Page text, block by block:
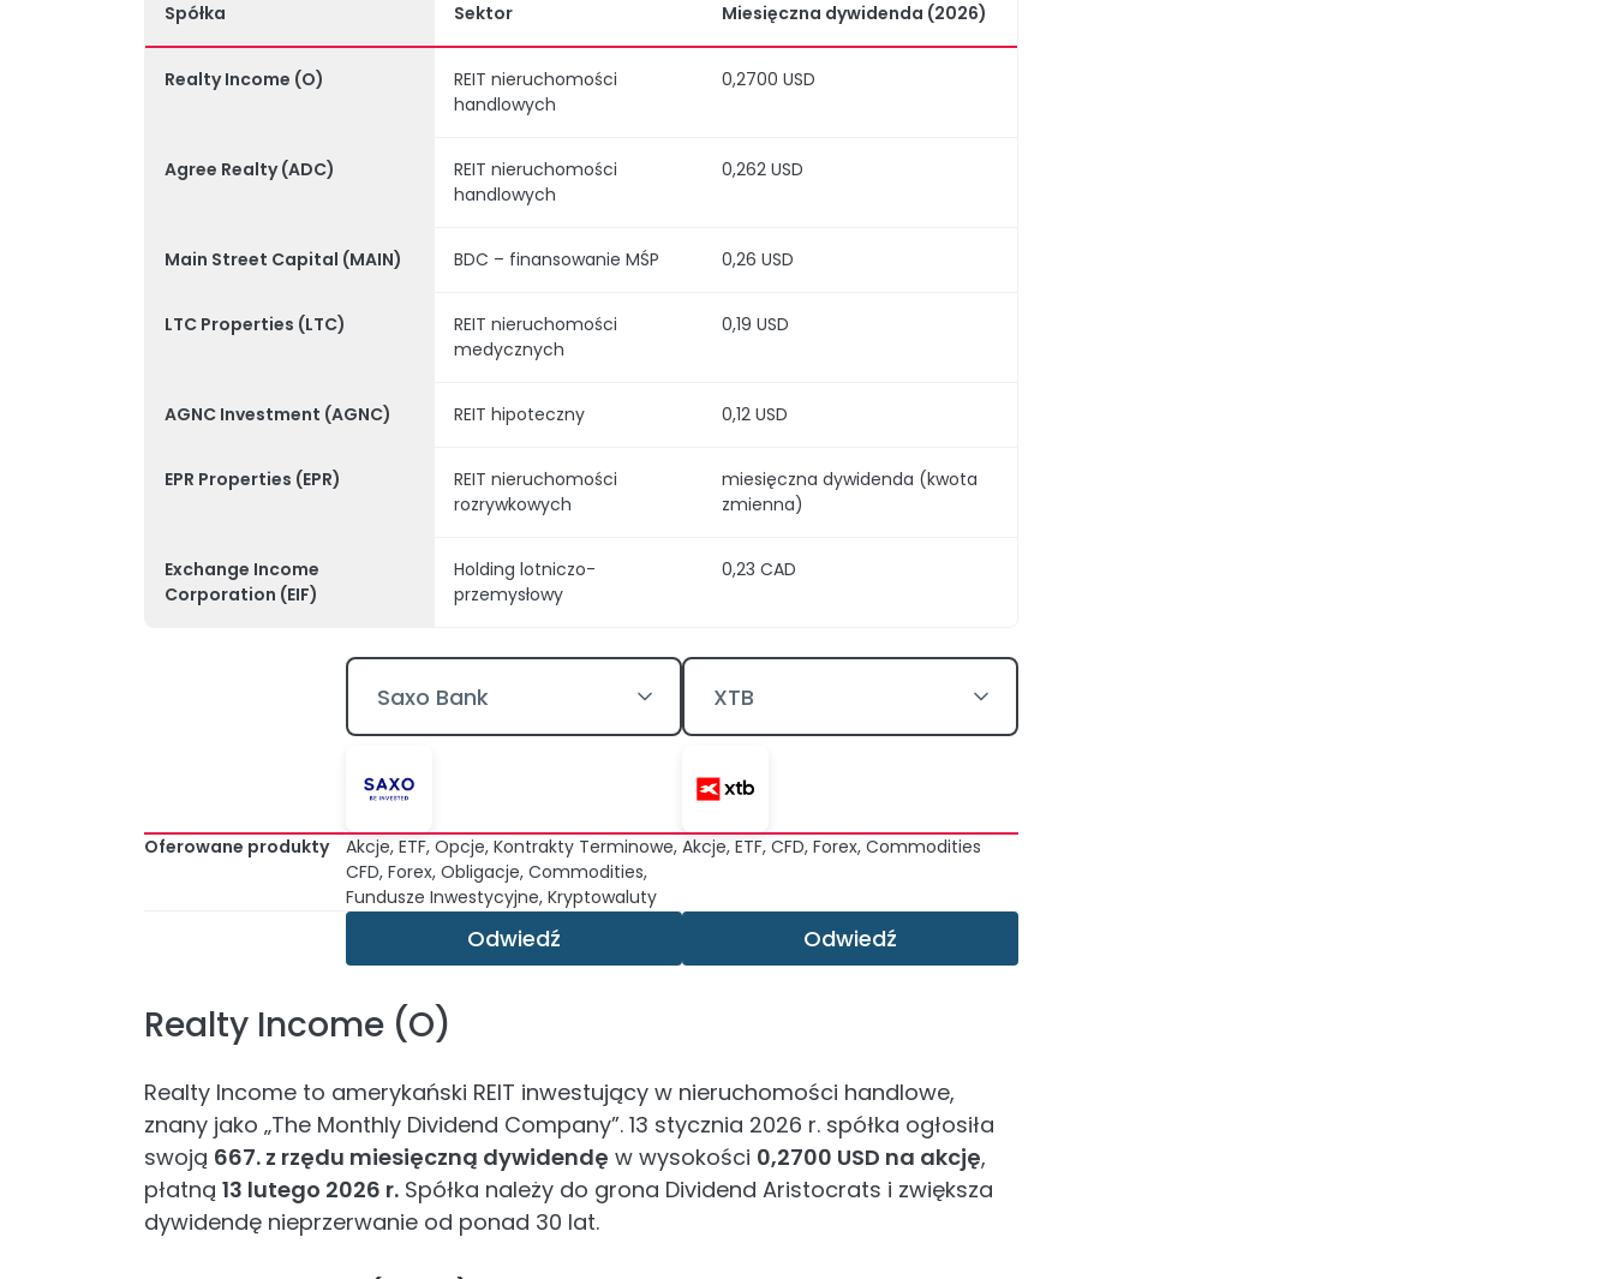
Spółka Sektor Miesięczna dywidenda (2026)
Realty Income (O)
REIT nieruchomości
handlowych
0,2700 USD
Agree Realty (ADC)
REIT nieruchomości
handlowych
0,262 USD
Main Street Capital (MAIN) BDC – finansowanie MŚP 0,26 USD
LTC Properties (LTC)
REIT nieruchomości
medycznych
0,19 USD
AGNC Investment (AGNC) REIT hipoteczny 0,12 USD
EPR Properties (EPR)
REIT nieruchomości
rozrywkowych
miesięczna dywidenda (kwota
zmienna)
Exchange Income
Corporation (EIF)
Holding lotniczo-
przemysłowy
0,23 CAD
Saxo Bank XTB
Oferowane produkty
Akcje, ETF, Opcje, Kontrakty Terminowe,
CFD, Forex, Obligacje, Commodities,
Fundusze Inwestycyjne, Kryptowaluty
Akcje, ETF, CFD, Forex, Commodities
Odwiedź Odwiedź
Realty Income (O)
Realty Income to amerykański REIT inwestujący w nieruchomości handlowe,
znany jako „The Monthly Dividend Company”. 13 stycznia 2026 r. spółka ogłosiła
swoją 667. z rzędu miesięczną dywidendę w wysokości 0,2700 USD na akcję,
płatną 13 lutego 2026 r. Spółka należy do grona Dividend Aristocrats i zwiększa
dywidendę nieprzerwanie od ponad 30 lat.